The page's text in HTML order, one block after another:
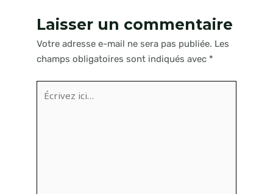
Laisser un commentaire
Votre adresse e-mail ne sera pas publiée. Les
champs obligatoires sont indiqués avec *
ici…